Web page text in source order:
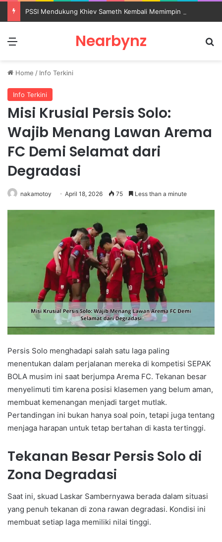
Nearbynz
Home / Info Terkini
Info Terkini
Misi Krusial Persis Solo:
Wajib Menang Lawan Arema
FC Demi Selamat dari
Degradasi
nakamotoy April 18, 2026 75 Less than a minute
Persis Solo menghadapi salah satu laga paling
menentukan dalam perjalanan mereka di kompetisi SEPAK
BOLA musim ini saat berjumpa Arema FC. Tekanan besar
menyelimuti tim karena posisi klasemen yang belum aman,
membuat kemenangan menjadi target mutlak.
Pertandingan ini bukan hanya soal poin, tetapi juga tentang
menjaga harapan untuk tetap bertahan di kasta tertinggi.
Tekanan Besar Persis Solo di
Zona Degradasi
Saat ini, skuad Laskar Sambernyawa berada dalam situasi
yang penuh tekanan di zona rawan degradasi. Kondisi ini
membuat setiap laga memiliki nilai tinggi.